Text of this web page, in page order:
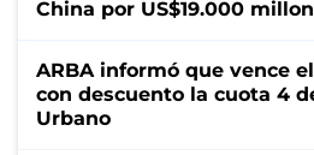
China por US$19.000
ARBA informó que vence
con descuento la cuota 4
Urbano